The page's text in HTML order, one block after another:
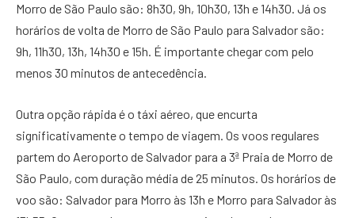
Morro de São Paulo são: 8h30, 9h, 10h30, 13h e 14h30. Já os
horários de volta de Morro de São Paulo para Salvador são:
9h, 11h30, 13h, 14h30 e 15h. É importante chegar com pelo
menos 30 minutos de antecedência.
Outra opção rápida é o táxi aéreo, que encurta
significativamente o tempo de viagem. Os voos regulares
partem do Aeroporto de Salvador para a 3ª Praia de Morro de
São Paulo, com duração média de 25 minutos. Os horários de
voo são: Salvador para Morro às 13h e Morro para Salvador às